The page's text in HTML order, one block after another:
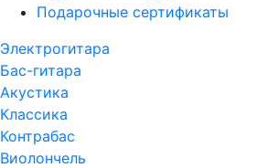
Подарочные сертификаты
Электрогитара
Бас-гитара
Акустика
Классика
Контрабас
Виолончель